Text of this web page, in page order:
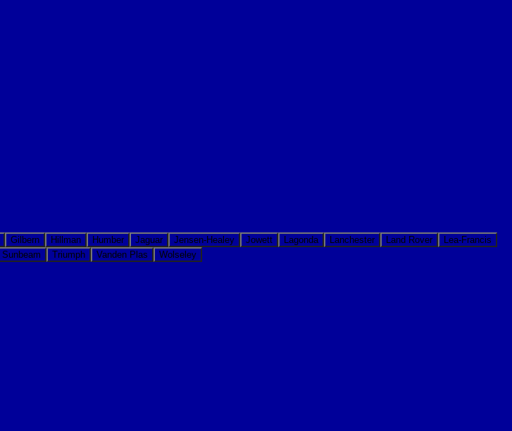
Gilbern Hillman Humber Jaguar Jensen-Healey Jowett Lagonda Lanchester Land Rover
Lea-Francis
Sunbeam Triumph Vanden Plas Wolseley